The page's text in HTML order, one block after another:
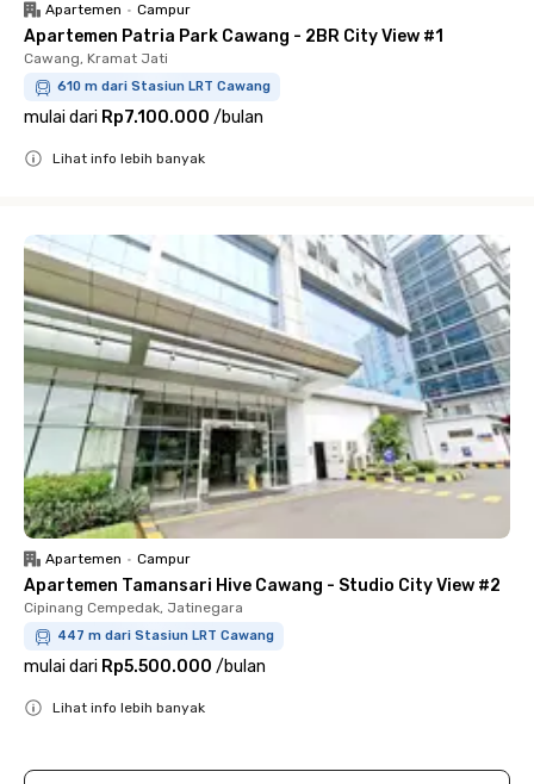
Apartemen • Campur
Apartemen Patria Park Cawang - 2BR City View #1
Cawang, Kramat Jati
610 m dari Stasiun LRT Cawang
mulai dari Rp7.100.000 /bulan
Lihat info lebih banyak
Apartemen • Campur
Apartemen Tamansari Hive Cawang - Studio City View #2
Cipinang Cempedak, Jatinegara
447 m dari Stasiun LRT Cawang
mulai dari Rp5.500.000 /bulan
Lihat info lebih banyak